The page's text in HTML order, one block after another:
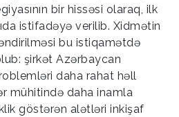
bir hissəsi olaraq, ilk
istifadəyə verilib. Xidmətin
bu istiqamətdə
şirkət Azərbaycan
daha rahat həll
mühitində daha inamla
göstərən alətləri inkişaf